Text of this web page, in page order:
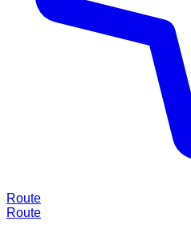
Route
Route